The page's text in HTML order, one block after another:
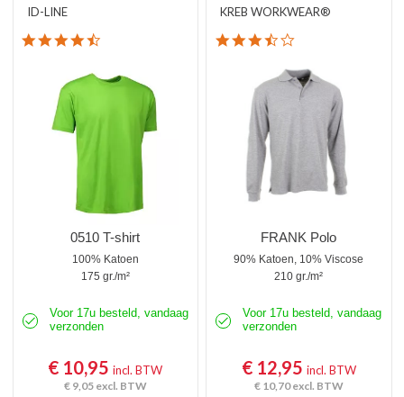
ID-LINE
0510 T-shirt
100% Katoen
175 gr./m²
Voor 17u besteld, vandaag
verzonden
€ 10,95incl. BTW
€ 9,05 excl. BTW
KREB WORKWEAR®
3.7 star rating
FRANK Polo
90% Katoen, 10% Viscose
210 gr./m²
Voor 17u besteld, vandaag
verzonden
€ 12,95 incl. BTW
€ 10,70excl. BTW